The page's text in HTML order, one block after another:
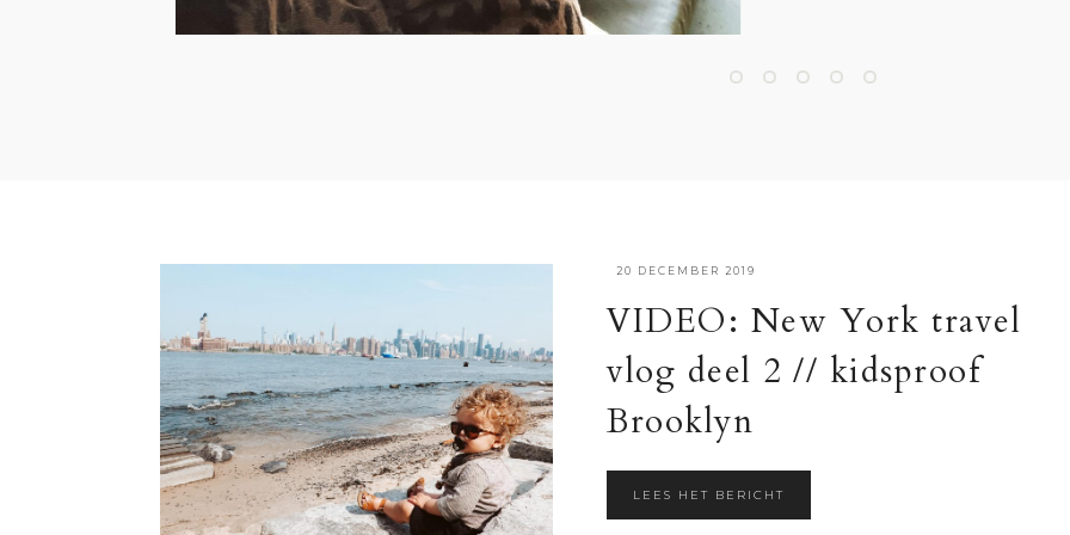
20 DECEMBER 2019
VIDEO: New York travel
vlog deel 2 // kidsproof
Brooklyn
LEES HET BERICHT